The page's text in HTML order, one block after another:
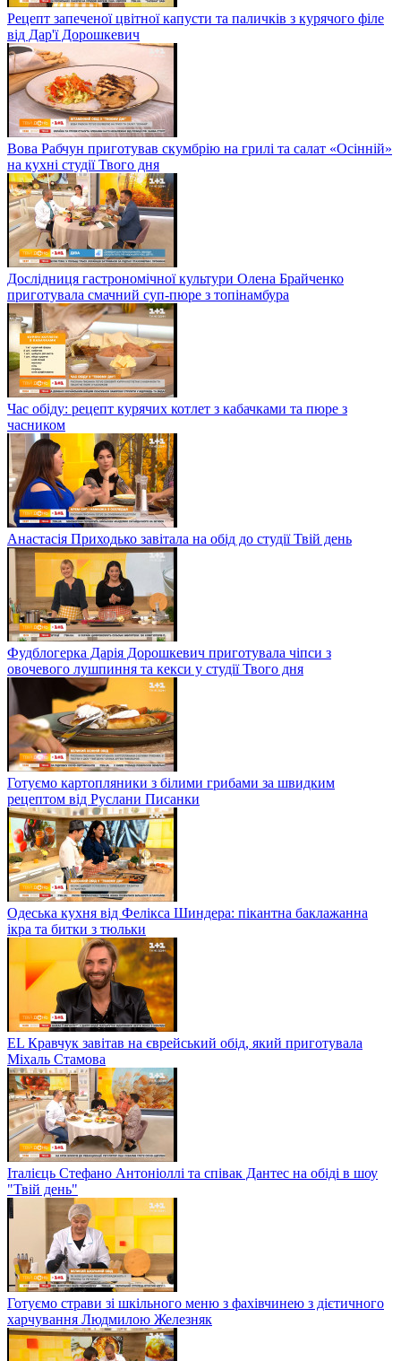
Рецепт запеченої цвітної капусти та паличків з курячого філе
від Дар'ї Дорошкевич
Вова Рабчун приготував скумбрію на грилі та салат «Осінній»
на кухні студії Твого дня
Дослідниця гастрономічної культури Олена Брайченко
приготувала смачний суп-пюре з топінамбура
Час обіду: рецепт курячих котлет з кабачками та пюре з
часником
Анастасія Приходько завітала на обід до студії Твій день
Фудблогерка Дарія Дорошкевич приготувала чіпси з
овочевого лушпиння та кекси у студії Твого дня
Готуємо картопляники з білими грибами за швидким
рецептом від Руслани Писанки
Одеська кухня від Фелікса Шиндера: пікантна баклажанна
ікра та битки з тюльки
EL Кравчук завітав на єврейський обід, який приготувала
Міхаль Стамова
Італієць Стефано Антоніоллі та співак Дантес на обіді в шоу
"Твій день"
Готуємо страви зі шкільного меню з фахівчинею з дієтичного
харчування Людмилою Железняк